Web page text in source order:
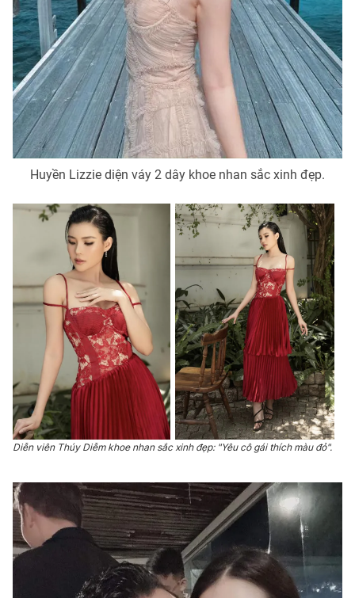
Huyền Lizzie diện váy 2 dây khoe nhan sắc xinh đẹp.
Diễn viên Thúy Diễm khoe nhan sắc xinh đẹp: "Yêu cô gái thích màu đỏ".